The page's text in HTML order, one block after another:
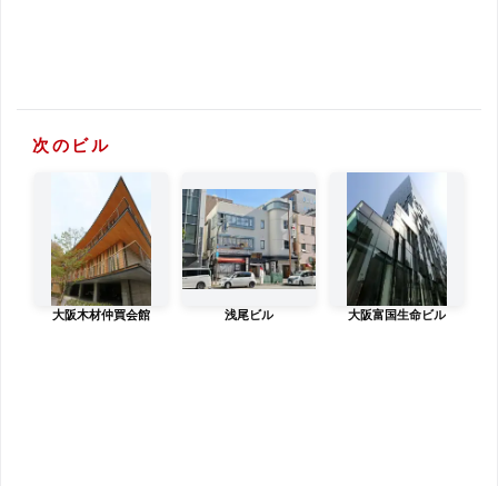
次のビル
大阪木材仲買会館 浅尾ビル 大阪富国生命ビル